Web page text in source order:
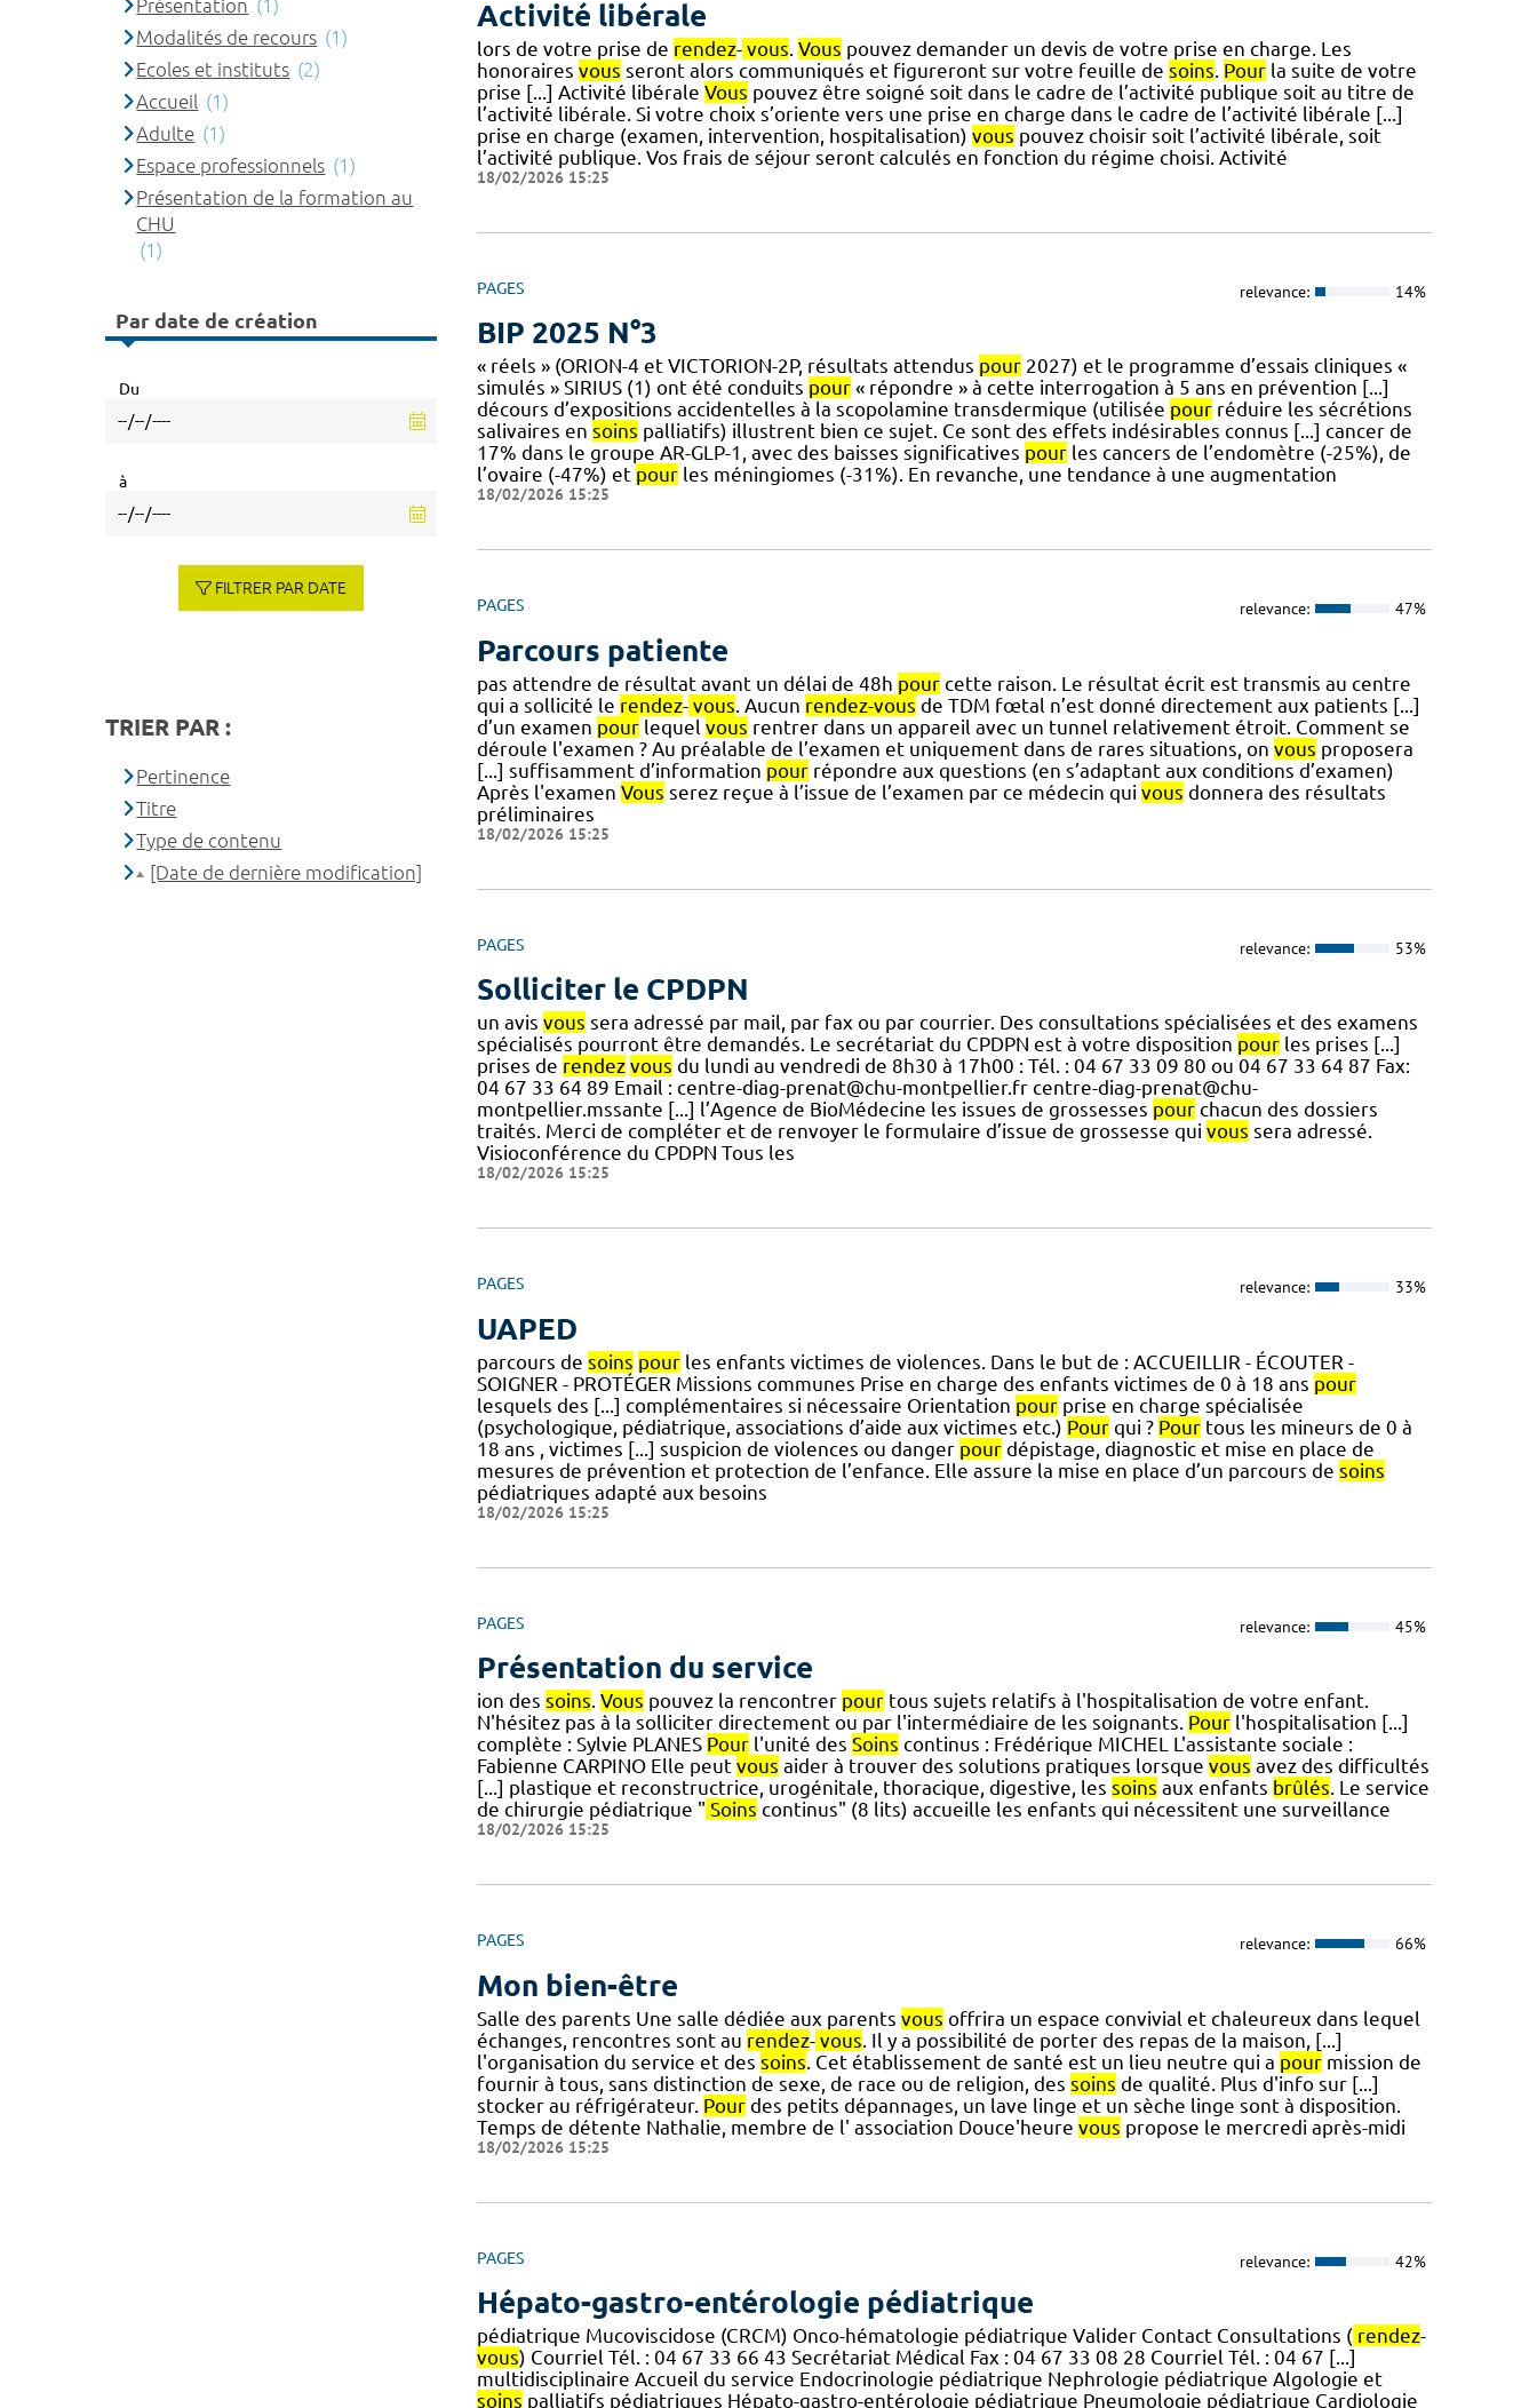
Activité libérale
lors de votre prise de rendez- vous. Vous pouvez demander un devis de votre prise en charge. Les
honoraires vous seront alors communiqués et figureront sur votre feuille de soins. Pourla suite de votre
prise [...] Activité libérale Vous pouvez être soigné soit dans le cadre de l’activité publique soit au titre de
l’activité libérale. Si votre choix s’oriente vers une prise en charge dans le cadre de l’activité libérale [...]
prise en charge (examen, intervention, hospitalisation) vous pouvez choisir soit l’activité libérale, soit
l’activité publique. Vos frais de séjour seront calculés en fonction du régime choisi. Activité
18/02/2026 15:25
PAGES relevance: 14%
BIP 2025 N°3
« réels » (ORION-4 et VICTORION-2P, résultats attendus pour2027) et le programme d’essais cliniques «
simulés » SIRIUS (1) ont été conduits pour« répondre » à cette interrogation à 5 ans en prévention [...]
décours d’expositions accidentelles à la scopolamine transdermique (utilisée pourréduire les sécrétions
salivaires en soins palliatifs) illustrent bien ce sujet. Ce sont des effets indésirables connus [...] cancer de
17% dans le groupe AR-GLP-1, avec des baisses significatives pourles cancers de l’endomètre (-25%), de
l’ovaire (-47%) et pourles méningiomes (-31%). En revanche, une tendance à une augmentation
18/02/2026 15:25
PAGES relevance: 47%
Parcours patiente
pas attendre de résultat avant un délai de 48h pourcette raison. Le résultat écrit est transmis au centre
qui a sollicité le rendez- vous. Aucun rendez-vous de TDM fœtal n’est donné directement aux patients [...]
d’un examen pourlequel vous rentrer dans un appareil avec un tunnel relativement étroit. Comment se
déroule l'examen ? Au préalable de l’examen et uniquement dans de rares situations, on vous proposera
[...] suffisamment d’information pourrépondre aux questions (en s’adaptant aux conditions d’examen)
Après l'examen Vous serez reçue à l’issue de l’examen par ce médecin qui vous donnera des résultats
préliminaires
18/02/2026 15:25
PAGES relevance: 53%
Solliciter le CPDPN
un avis vous sera adressé par mail, par fax ou par courrier. Des consultations spécialisées et des examens
spécialisés pourront être demandés. Le secrétariat du CPDPN est à votre disposition pourles prises [...]
prises de rendez vous du lundi au vendredi de 8h30 à 17h00 : Tél. : 04 67 33 09 80 ou 04 67 33 64 87 Fax:
04 67 33 64 89 Email : centre-diag-prenat@chu-montpellier.fr centre-diag-prenat@chu-
montpellier.mssante [...] l’Agence de BioMédecine les issues de grossesses pourchacun des dossiers
traités. Merci de compléter et de renvoyer le formulaire d’issue de grossesse qui vous sera adressé.
Visioconférence du CPDPN Tous les
18/02/2026 15:25
PAGES relevance: 33%
UAPED
parcours de soins pourles enfants victimes de violences. Dans le but de : ACCUEILLIR - ÉCOUTER -
SOIGNER - PROTÉGER Missions communes Prise en charge des enfants victimes de 0 à 18 ans pour
lesquels des [...] complémentaires si nécessaire Orientation pourprise en charge spécialisée
(psychologique, pédiatrique, associations d’aide aux victimes etc.) Pourqui ? Pourtous les mineurs de 0 à
18 ans , victimes [...] suspicion de violences ou danger pourdépistage, diagnostic et mise en place de
mesures de prévention et protection de l’enfance. Elle assure la mise en place d’un parcours de soins
pédiatriques adapté aux besoins
18/02/2026 15:25
PAGES relevance: 45%
Présentation du service
ion des soins. Vous pouvez la rencontrer pourtous sujets relatifs à l'hospitalisation de votre enfant.
N'hésitez pas à la solliciter directement ou par l'intermédiaire de les soignants. Pourl'hospitalisation [...]
complète : Sylvie PLANES Pourl'unité des Soins continus : Frédérique MICHEL L'assistante sociale :
Fabienne CARPINO Elle peut vous aider à trouver des solutions pratiques lorsque vous avez des difficultés
[...] plastique et reconstructrice, urogénitale, thoracique, digestive, les soins aux enfants brûlés. Le service
de chirurgie pédiatrique " Soins continus" (8 lits) accueille les enfants qui nécessitent une surveillance
18/02/2026 15:25
PAGES relevance: 66%
Mon bien-être
Salle des parents Une salle dédiée aux parents vous offrira un espace convivial et chaleureux dans lequel
échanges, rencontres sont au rendez- vous. Il y a possibilité de porter des repas de la maison, [...]
l'organisation du service et des soins. Cet établissement de santé est un lieu neutre qui a pourmission de
fournir à tous, sans distinction de sexe, de race ou de religion, des soins de qualité. Plus d'info sur [...]
stocker au réfrigérateur. Pourdes petits dépannages, un lave linge et un sèche linge sont à disposition.
Temps de détente Nathalie, membre de l' association Douce'heure vous propose le mercredi après-midi
18/02/2026 15:25
PAGES relevance: 42%
Hépato-gastro-entérologie pédiatrique
pédiatrique Mucoviscidose (CRCM) Onco-hématologie pédiatrique Valider Contact Consultations ( rendez-
vous) Courriel Tél. : 04 67 33 66 43 Secrétariat Médical Fax : 04 67 33 08 28 Courriel Tél. : 04 67 [...]
multidisciplinaire Accueil du service Endocrinologie pédiatrique Nephrologie pédiatrique Algologie et
soins palliatifs pédiatriques Hépato-gastro-entérologie pédiatrique Pneumologie pédiatrique Cardiologie
Présentation (1)
Modalités de recours (1)
Ecoles et instituts (2)
Accueil (1)
Adulte (1)
Espace professionnels (1)
Présentation de la formation au
CHU
(1)
Par date de création
Du
à
FILTRER PAR DATE
TRIER PAR :
Pertinence
Titre
Type de contenu
[Date de dernière modification]